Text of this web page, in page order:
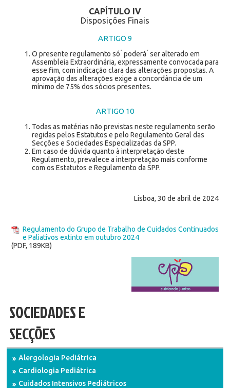
CAPÍTULO IV
Disposições Finais
ARTIGO 9
O presente regulamento só ́ poderá ́ ser alterado em
Assembleia Extraordinária, expressamente convocada para
esse fim, com indicação clara das alterações propostas. A
aprovação das alterações exige a concordância de um
mínimo de 75% dos sócios presentes.
ARTIGO 10
Todas as matérias não previstas neste regulamento serão
regidas pelos Estatutos e pelo Regulamento Geral das
Secções e Sociedades Especializadas da SPP.
Em caso de dúvida quanto à interpretação deste
Regulamento, prevalece a interpretação mais conforme
com os Estatutos e Regulamento da SPP.
Lisboa, 30 de abril de 2024
Regulamento do Grupo de Trabalho de Cuidados Continuados
e Paliativos extinto em outubro 2024
(PDF, 189KB)
SOCIEDADES E
SECÇÕES
Alergologia Pediátrica
Cardiologia Pediátrica
Cuidados Intensivos Pediátricos